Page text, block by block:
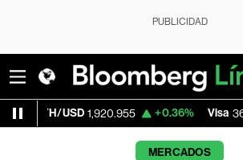
PUBLICIDAD
1,920.955 +0.36% Visa 362.50 -2.15%
MERCADOS